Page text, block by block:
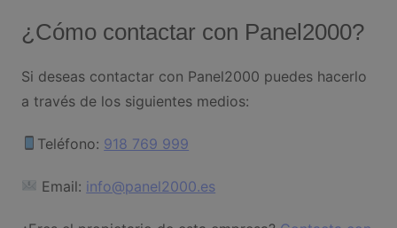
¿Cómo contactar con Panel2000?
Si deseas contactar con Panel2000 puedes hacerlo
a través de los siguientes medios:
Teléfono: 918 769 999
Email: info@panel2000.es